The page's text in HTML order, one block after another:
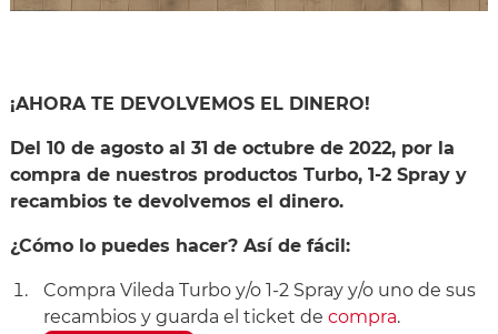
¡AHORA TE DEVOLVEMOS EL DINERO!
Del 10 de agosto al 31 de octubre de 2022, por la
compra de nuestros productos Turbo, 1-2 Spray y
recambios te devolvemos el dinero.
¿Cómo lo puedes hacer? Así de fácil:
Compra Vileda Turbo y/o 1-2 Spray y/o uno de sus
recambios y guarda el ticket de compra.